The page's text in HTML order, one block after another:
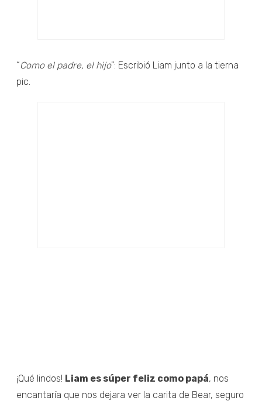
“Como el padre, el hijo": Escribió Liam junto a la tierna
pic.
¡Qué lindos! Liam es súper feliz como papá, nos
encantaría que nos dejara ver la carita de Bear, seguro